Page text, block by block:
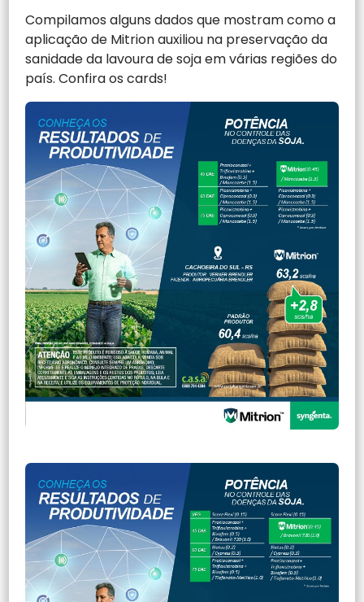
Compilamos alguns dados que mostram como a
aplicação de Mitrion auxiliou na preservação da
sanidade da lavoura de soja em várias regiões do
país. Confira os cards!